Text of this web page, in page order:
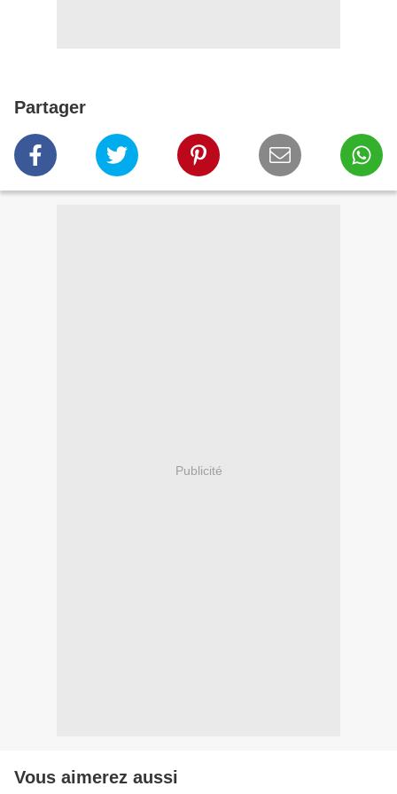
Partager
Publicité
Vous aimerez aussi